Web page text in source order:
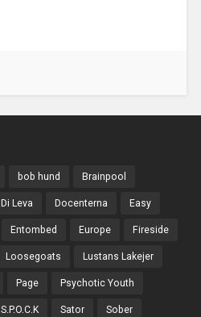
bob hund Brainpool
Di Leva Docenterna Easy
Entombed Europe Fireside
Loosegoats Lustans Lakejer
Page Psychotic Youth
S.P.O.C.K Sator Sober